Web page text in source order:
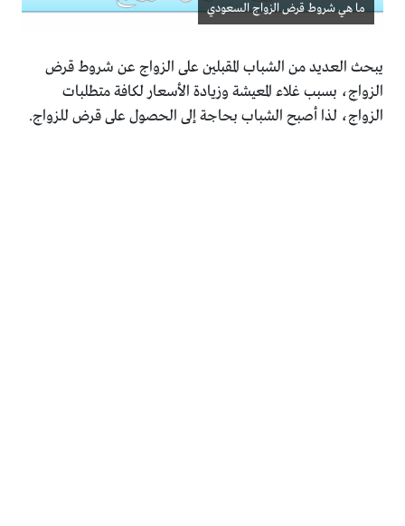
ما هي شروط قرض الزواج السعودي
يبحث العديد من الشباب المقبلين على الزواج عن شروط قرض
الزواج، بسبب غلاء المعيشة وزيادة الأسعار لكافة متطلبات
الزواج، لذا أصبح الشباب بحاجة إلى الحصول على قرض للزواج.